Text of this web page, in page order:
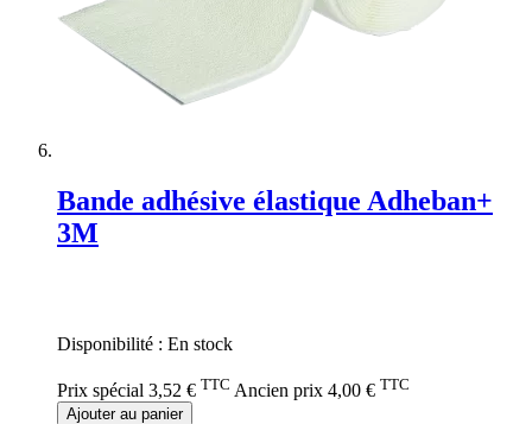
Bande adhésive élastique Adheban+
3M
Disponibilité : En stock
Prix spécial 3,52 € TTC Ancien prix 4,00 € TTC
Ajouter au panier